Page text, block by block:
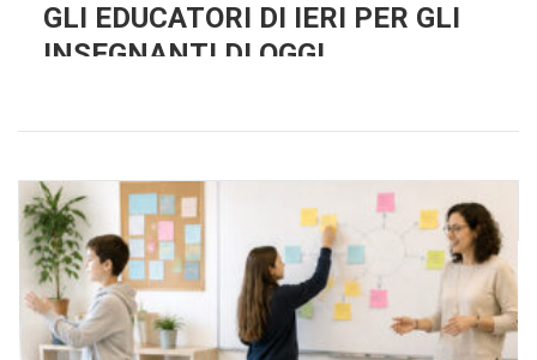
GLI EDUCATORI DI IERI PER GLI
INSEGNANTI DI OGGI